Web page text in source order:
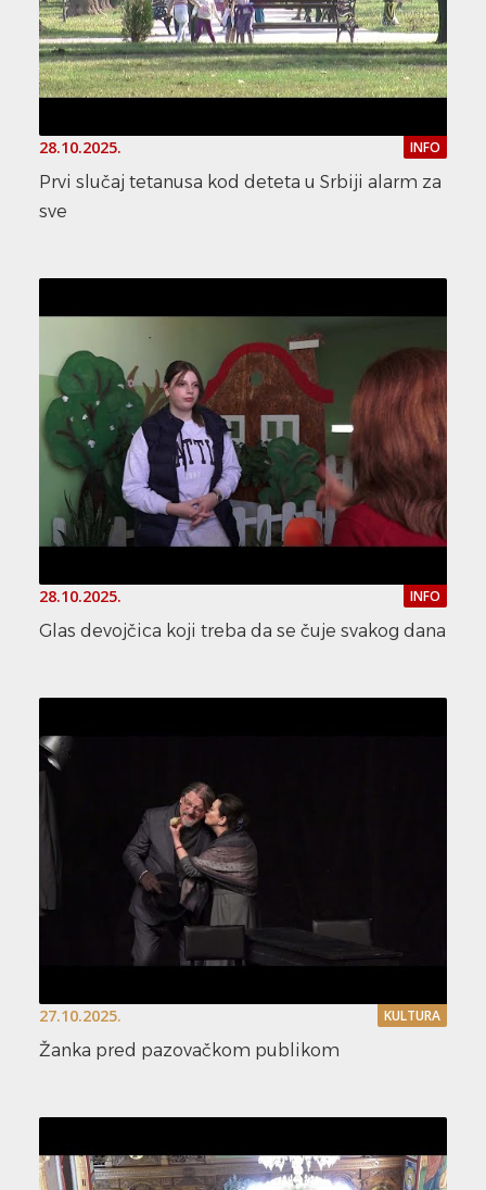
28.10.2025. INFO
Prvi slučaj tetanusa kod deteta u Srbiji alarm za
sve
28.10.2025. INFO
Glas devojčica koji treba da se čuje svakog dana
27.10.2025. KULTURA
Žanka pred pazovačkom publikom